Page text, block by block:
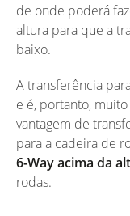
de onde poderá
altura para que a
baixo.
A transferência
e é, portanto,
vantagem de
para a cadeira de
6-Way acima da
rodas.